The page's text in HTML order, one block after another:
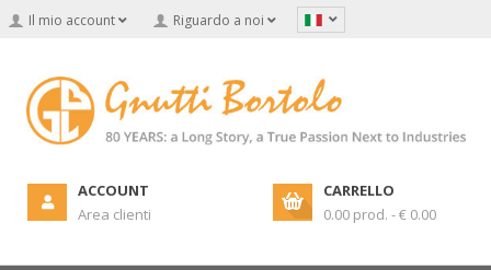
Il mio account Riguardo a noi
ACCOUNT
Area clienti
CARRELLO
0.00 prod. - € 0.00